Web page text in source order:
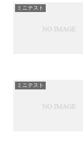
ミニテスト
ミニテスト